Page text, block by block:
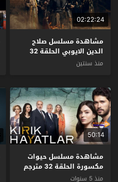
02:22:24
مشاهدة مسلسل صلاح
الدين الايوبي الحلقة 32
مترجمة
منذ سنتين
50:14
مشاهدة مسلسل حيوات
مكسورة الحلقة 32 مترجم
منذ 5 سنوات